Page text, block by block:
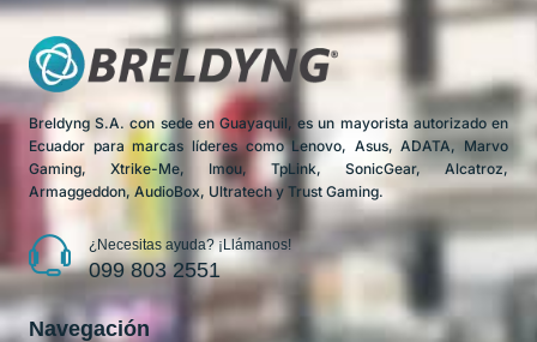
Breldyng S.A. con sede en Guayaquil, es un mayorista autorizado en
Ecuador para marcas líderes como Lenovo, Asus, ADATA, Marvo
Gaming, Xtrike-Me, Imou, TpLink, SonicGear, Alcatroz,
Armaggeddon, AudioBox, Ultratech y Trust Gaming.
¿Necesitas ayuda? ¡Llámanos!
099 803 2551
Navegación